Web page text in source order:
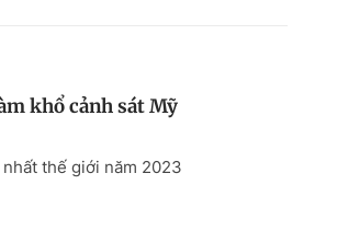
khổ cảnh sát Mỹ
thế giới năm 2023